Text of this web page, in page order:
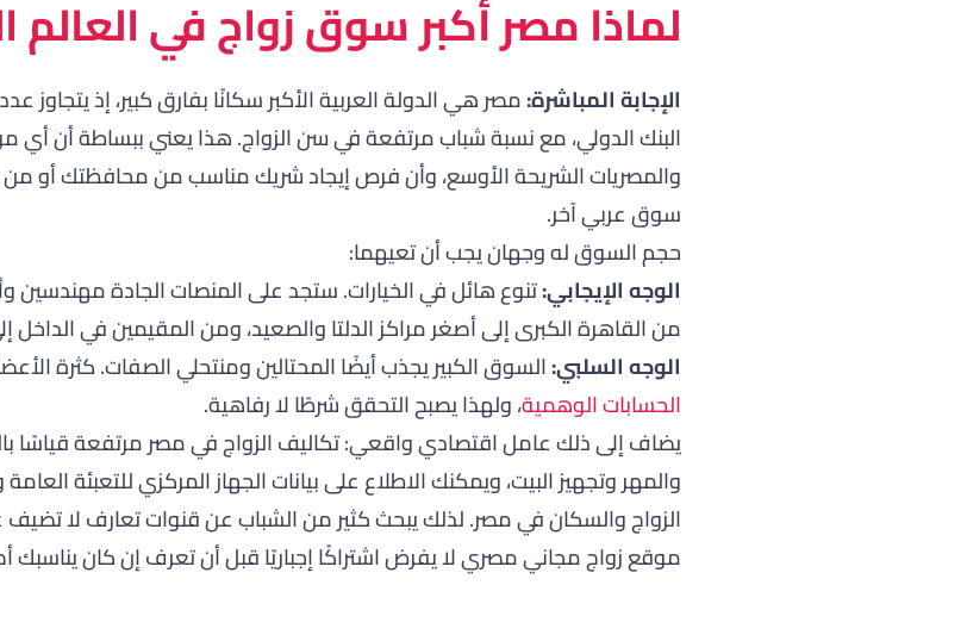
لماذا مصر أكبر سوق زواج في العالم
الإجابة المباشرة:مصر هي الدولة العربية الأكبر سكانًا بفارق كبير، إذ يتجاوز عدد سكانها 105
البنك الدولي، مع نسبة شباب مرتفعة في سن الزواج. هذا يعني ببساطة أن أي
والمصريات الشريحة الأوسع، وأن فرص إيجاد شريك مناسب من محافظتك أو
سوق عربي آخر.
حجم السوق له وجهان يجب أن تعيهما:
الوجه الإيجابي:تنوع هائل في الخيارات. ستجد على المنصات الجادة
من القاهرة الكبرى إلى أصغر مراكز الدلتا والصعيد، ومن المقيمين في الداخل
الوجه السلبي:السوق الكبير يجذب أيضًا المحتالين ومنتحلي الصفات. كثرة
الحسابات الوهمية، ولهذا يصبح التحقق شرطًا لا رفاهية.
يضاف إلى ذلك عامل اقتصادي واقعي: تكاليف الزواج في مصر مرتفعة قياسًا
والمهر وتجهيز البيت، ويمكنك الاطلاع على بيانات الجهاز المركزي للتعبئة
الزواج والسكان في مصر. لذلك يبحث كثير من الشباب عن قنوات تعارف لا تضيف
موقع زواج مجاني مصري لا يفرض اشتراكًا إجباريًا قبل أن تعرف إن كان يناسبك